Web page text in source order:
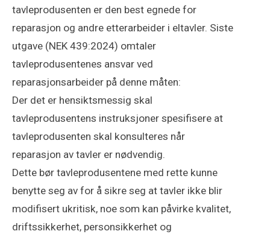
tavleprodusenten er den best egnede for
reparasjon og andre etterarbeider i eltavler. Siste
utgave (NEK 439:2024) omtaler
tavleprodusentenes ansvar ved
reparasjonsarbeider på denne måten:
Der det er hensiktsmessig skal
tavleprodusentens instruksjoner spesifisere at
tavleprodusenten skal konsulteres når
reparasjon av tavler er nødvendig.
Dette bør tavleprodusentene med rette kunne
benytte seg av for å sikre seg at tavler ikke blir
modifisert ukritisk, noe som kan påvirke kvalitet,
driftssikkerhet, personsikkerhet og